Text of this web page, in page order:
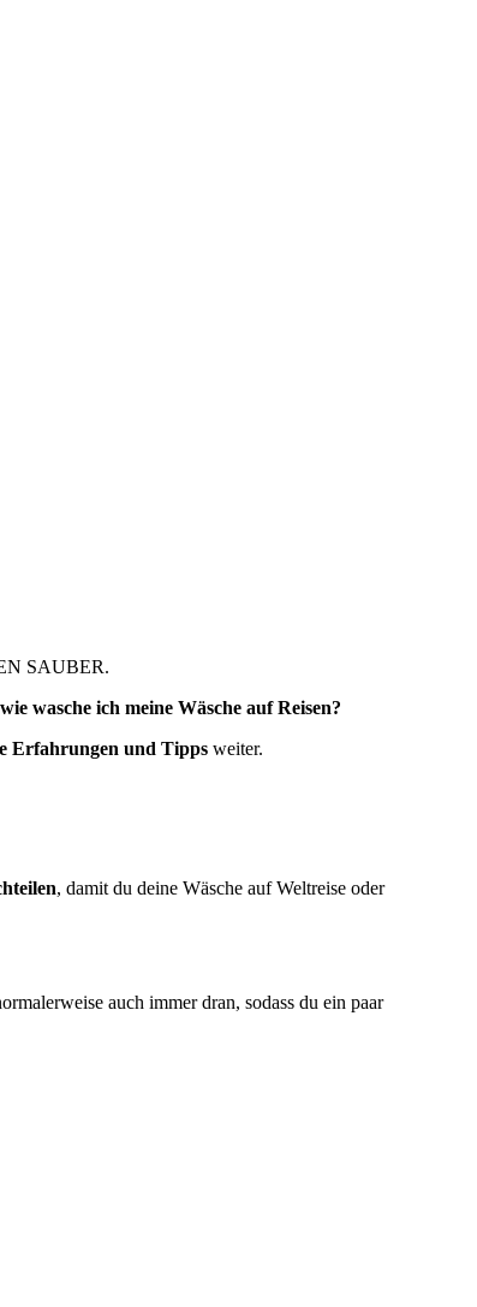
SAUBER.
wie wasche ich meine Wäsche auf Reisen?
Erfahrungen und Tipps weiter.
, damit du deine Wäsche auf Weltreise oder
auch immer dran, sodass du ein paar